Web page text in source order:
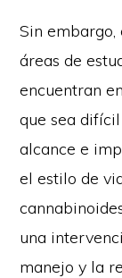
Sin
áreas de
encuentran
que sea
alcance e
el estilo de
una
manejo y la